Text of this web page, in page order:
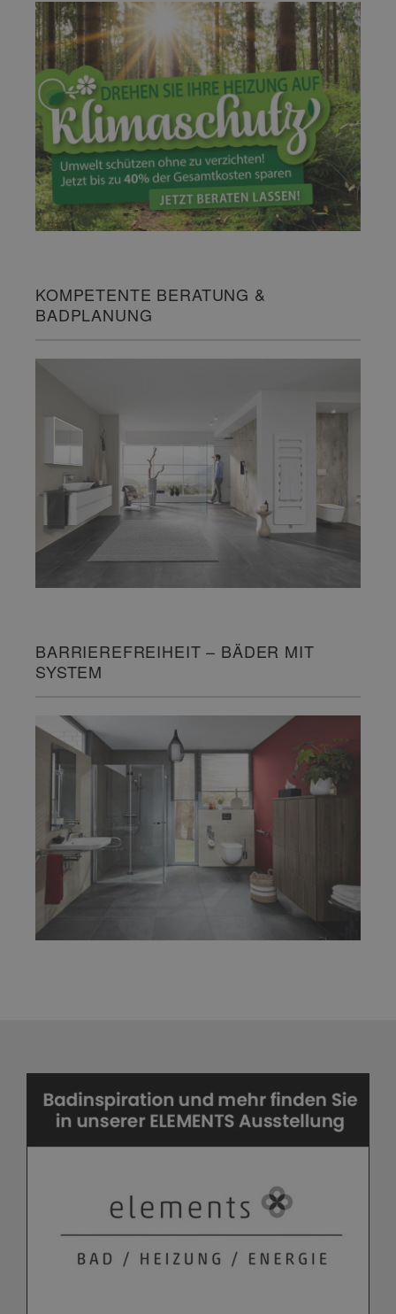
KOMPETENTE BERATUNG &
BADPLANUNG
BARRIEREFREIHEIT – BÄDER MIT
SYSTEM